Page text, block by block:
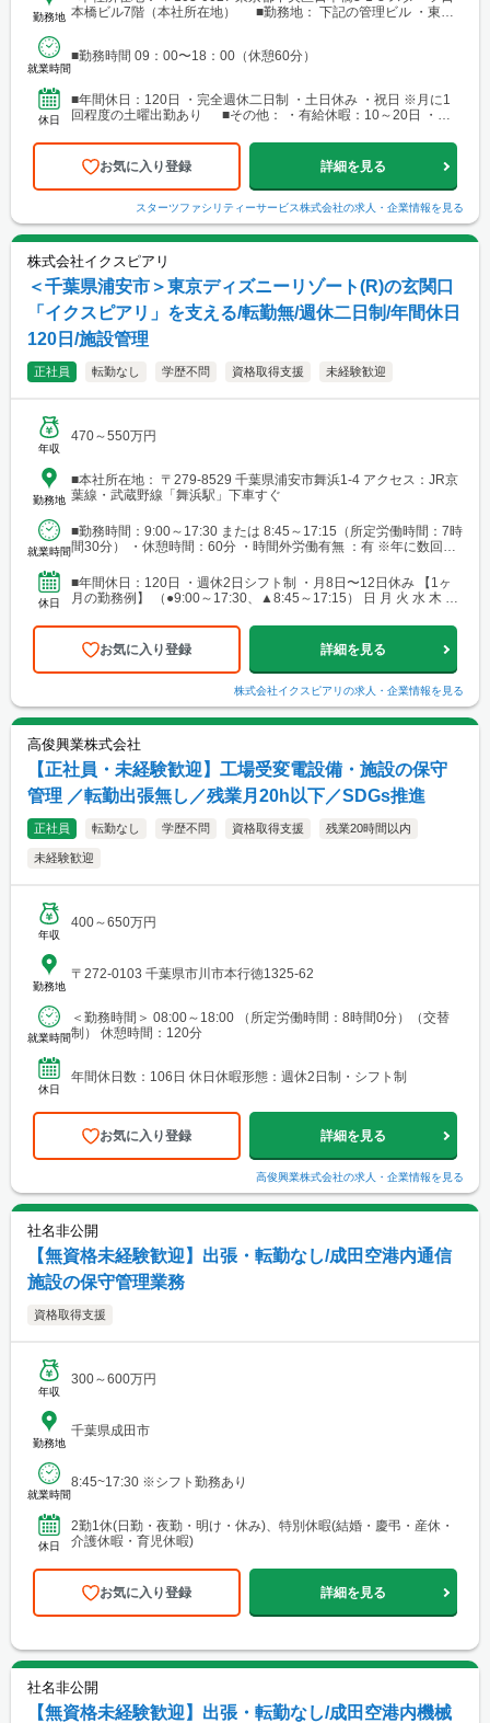
勤務地 本橋ビル7階（本社所在地） ■勤務地： 下記の管理ビル ・東京
住まいや希望を考慮して決定します。
就業時間
■勤務時間 09：00〜18：00（休憩60分）
休日
■年間休日：120日 ・完全週休二日制 ・土日休み ・祝日 ※月に1
回程度の土曜出勤あり ■その他： ・有給休暇：10～20日 ・夏
お気に入り登録 詳細を見る
スターツファシリティーサービス株式会社の求人・企業情報を見る
株式会社イクスピアリ
＜千葉県浦安市＞東京ディズニーリゾート(R)の玄関口
「イクスピアリ」を支える/転勤無/週休二日制/年間休日
120日/施設管理
正社員 転勤なし 学歴不問 資格取得支援 未経験歓迎
年収
470～550万円
勤務地
■本社所在地： 〒279-8529 千葉県浦安市舞浜1-4 アクセス：JR京
葉線・武蔵野線「舞浜駅」下車すぐ
就業時間
■勤務時間：9:00～17:30 または 8:45～17:15（所定労働時間：7時
間30分） ・休憩時間：60分 ・時間外労働有無 ：有 ※年に数回深
休日
■年間休日：120日 ・週休2日シフト制 ・月8日〜12日休み 【1ヶ
月の勤務例】 （●9:00～17:30、▲8:45～17:15） 日 月 火 水 木 金
お気に入り登録 詳細を見る
株式会社イクスピアリの求人・企業情報を見る
高俊興業株式会社
【正社員・未経験歓迎】工場受変電設備・施設の保守
管理 ／転勤出張無し／残業月20h以下／SDGs推進
正社員 転勤なし 学歴不問 資格取得支援 残業20時間以内
未経験歓迎
年収
400～650万円
勤務地
〒272-0103 千葉県市川市本行徳1325-62
就業時間
＜勤務時間＞ 08:00～18:00 （所定労働時間：8時間0分）（交替
制） 休憩時間：120分
休日
年間休日数：106日 休日休暇形態：週休2日制・シフト制
お気に入り登録 詳細を見る
高俊興業株式会社の求人・企業情報を見る
社名非公開
【無資格未経験歓迎】出張・転勤なし/成田空港内通信
施設の保守管理業務
資格取得支援
年収
300～600万円
勤務地
千葉県成田市
就業時間
8:45~17:30 ※シフト勤務あり
休日
2勤1休(日勤・夜勤・明け・休み)、特別休暇(結婚・慶弔・産休・
介護休暇・育児休暇)
お気に入り登録 詳細を見る
社名非公開
【無資格未経験歓迎】出張・転勤なし/成田空港内機械